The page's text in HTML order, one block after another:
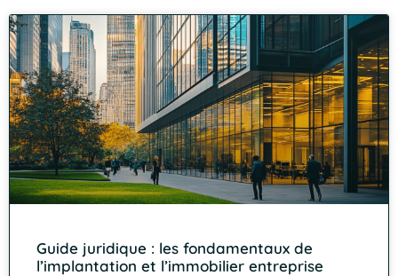
Guide juridique : les fondamentaux de
l’implantation et l’immobilier entreprise